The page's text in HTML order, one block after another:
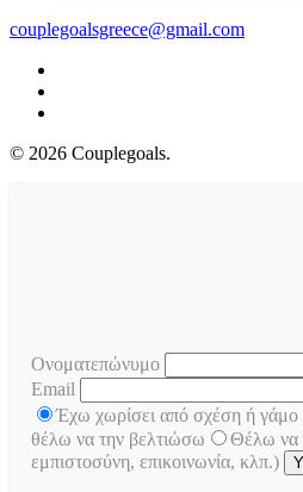
couplegoalsgreece@gmail.com
© 2026 Couplegoals.
Ονοματεπώνυμο
Email
Έχω χωρίσει από σχέση ή
θέλω να την βελτιώσω
Θέλω να
εμπιστοσύνη, επικοινωνία, κλπ.)